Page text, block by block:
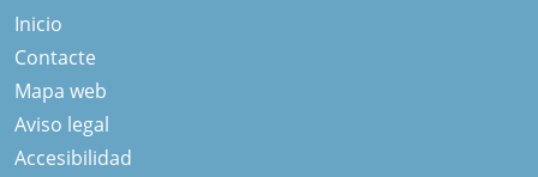
Inicio
Contacte
Mapa web
Aviso legal
Accesibilidad